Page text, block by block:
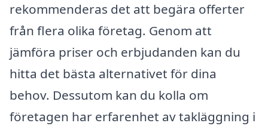
rekommenderas det att begära offerter
från flera olika företag. Genom att
jämföra priser och erbjudanden kan du
hitta det bästa alternativet för dina
behov. Dessutom kan du kolla om
företagen har erfarenhet av takläggning i